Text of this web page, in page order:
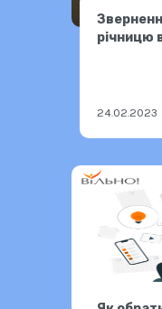
річницю
24.02.2023